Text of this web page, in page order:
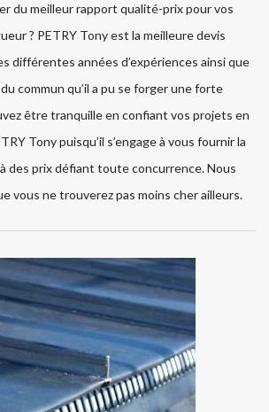
du meilleur rapport qualité-prix pour vos
? PETRY Tony est la meilleure devis
différentes années d’expériences ainsi que
commun qu’il a pu se forger une forte
être tranquille en confiant vos projets en
Tony puisqu’il s’engage à vous fournir la
des prix défiant toute concurrence. Nous
vous ne trouverez pas moins cher ailleurs.